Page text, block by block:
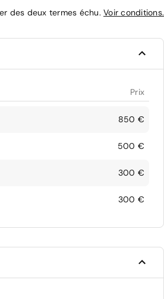
des deux termes échu. Voir conditions.
Prix
850 €
500 €
300 €
300 €